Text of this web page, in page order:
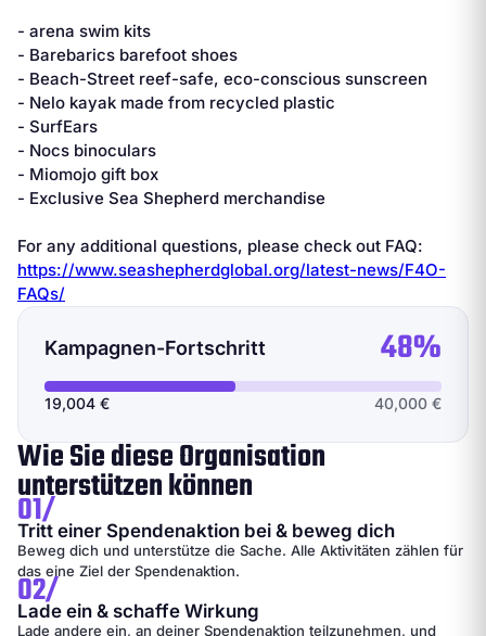
- arena swim kits
- Barebarics barefoot shoes
- Beach-Street reef-safe, eco-conscious sunscreen
- Nelo kayak made from recycled plastic
- SurfEars
- Nocs binoculars
- Miomojo gift box
- Exclusive Sea Shepherd merchandise
For any additional questions, please check out FAQ:
https://www.seashepherdglobal.org/latest-news/F4O-
FAQs/
Kampagnen-Fortschritt 48%
19,004 € 40,000 €
Wie Sie diese Organisation
unterstützen können
01/
Tritt einer Spendenaktion bei & beweg dich
Beweg dich und unterstütze die Sache. Alle Aktivitäten zählen für
das eine Ziel der Spendenaktion.
02/
Lade ein & schaffe Wirkung
Lade andere ein, an deiner Spendenaktion teilzunehmen, und